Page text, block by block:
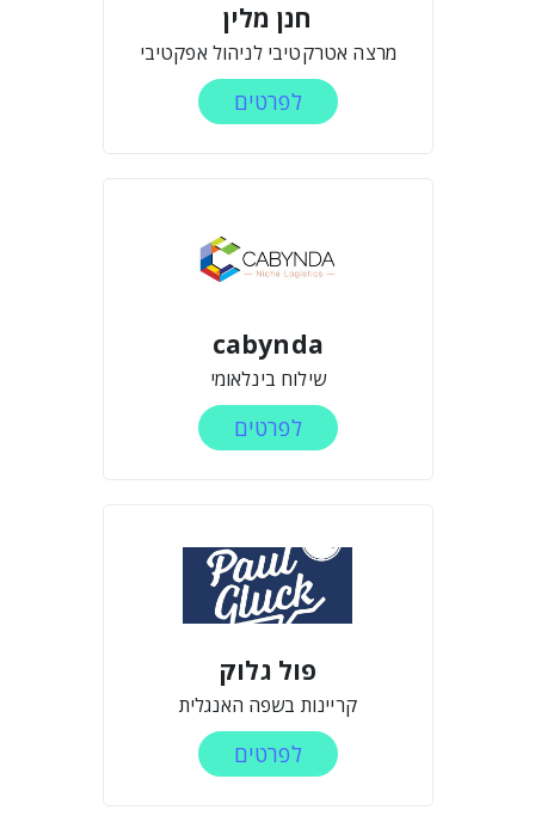
חנן מלין
מרצה אטרקטיבי לניהול אפקטיבי
לפרטים
cabynda
שילוח בינלאומי
לפרטים
פול גלוק
קריינות בשפה האנגלית
לפרטים